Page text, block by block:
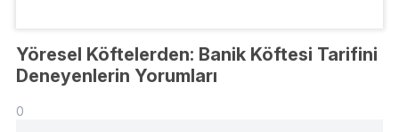
Yöresel Köftelerden: Banik Köftesi Tarifini
Deneyenlerin Yorumları
0